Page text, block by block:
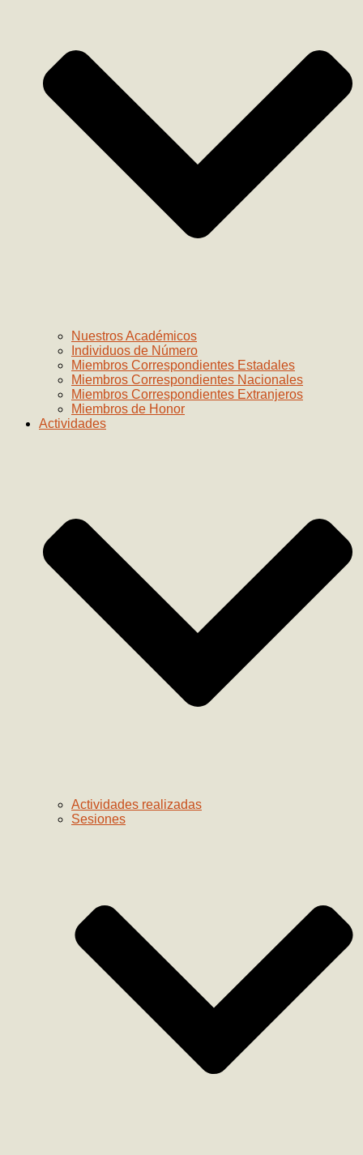
Nuestros Académicos
Individuos de Número
Miembros Correspondientes Estadales
Miembros Correspondientes Nacionales
Miembros Correspondientes Extranjeros
Miembros de Honor
Actividades
Actividades realizadas
Sesiones